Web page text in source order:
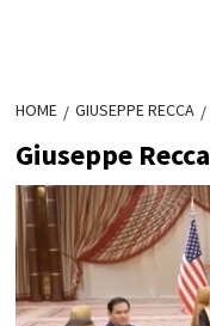
HOME GIUSEPPE RECCA
Giuseppe Recca